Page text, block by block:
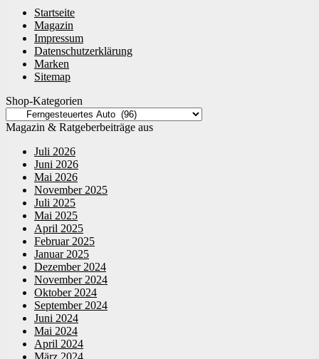
Startseite
Magazin
Impressum
Datenschutzerklärung
Marken
Sitemap
Shop-Kategorien
Magazin & Ratgeberbeiträge aus
Juli 2026
Juni 2026
Mai 2026
November 2025
Juli 2025
Mai 2025
April 2025
Februar 2025
Januar 2025
Dezember 2024
November 2024
Oktober 2024
September 2024
Juni 2024
Mai 2024
April 2024
März 2024